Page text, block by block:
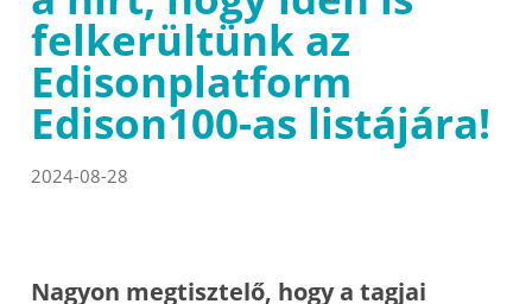
felkerültünk az
Edisonplatform
Edison100-as listájára!
2024-08-28
Nagyon megtisztelő, hogy a tagjai